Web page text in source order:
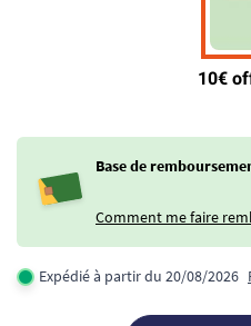
Base de
Comment me faire
Expédié à partir du 20/08/2026